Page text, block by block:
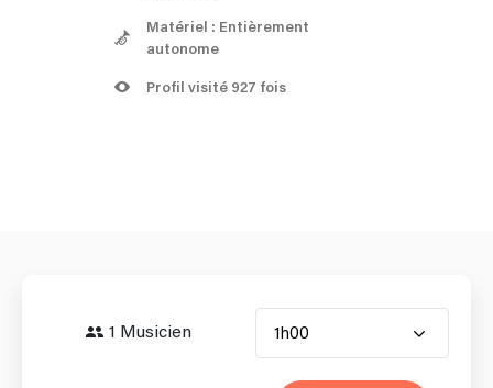
Matériel : Entièrement
autonome
Profil visité 927 fois
1 Musicien 1h00